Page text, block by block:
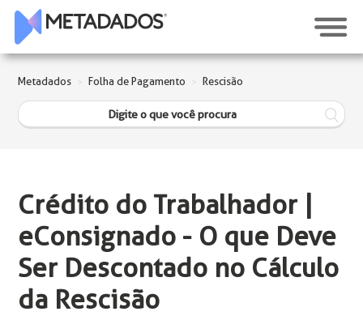
Metadados Folha de Pagamento Rescisão
Crédito do Trabalhador |
eConsignado - O que Deve
Ser Descontado no Cálculo
da Rescisão